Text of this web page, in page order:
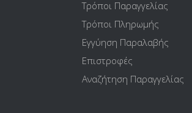
Τρόποι Παραγγελίας
Τρόποι Πληρωμής
Εγγύηση Παραλαβής
Επιστροφές
Αναζήτηση Παραγγελίας